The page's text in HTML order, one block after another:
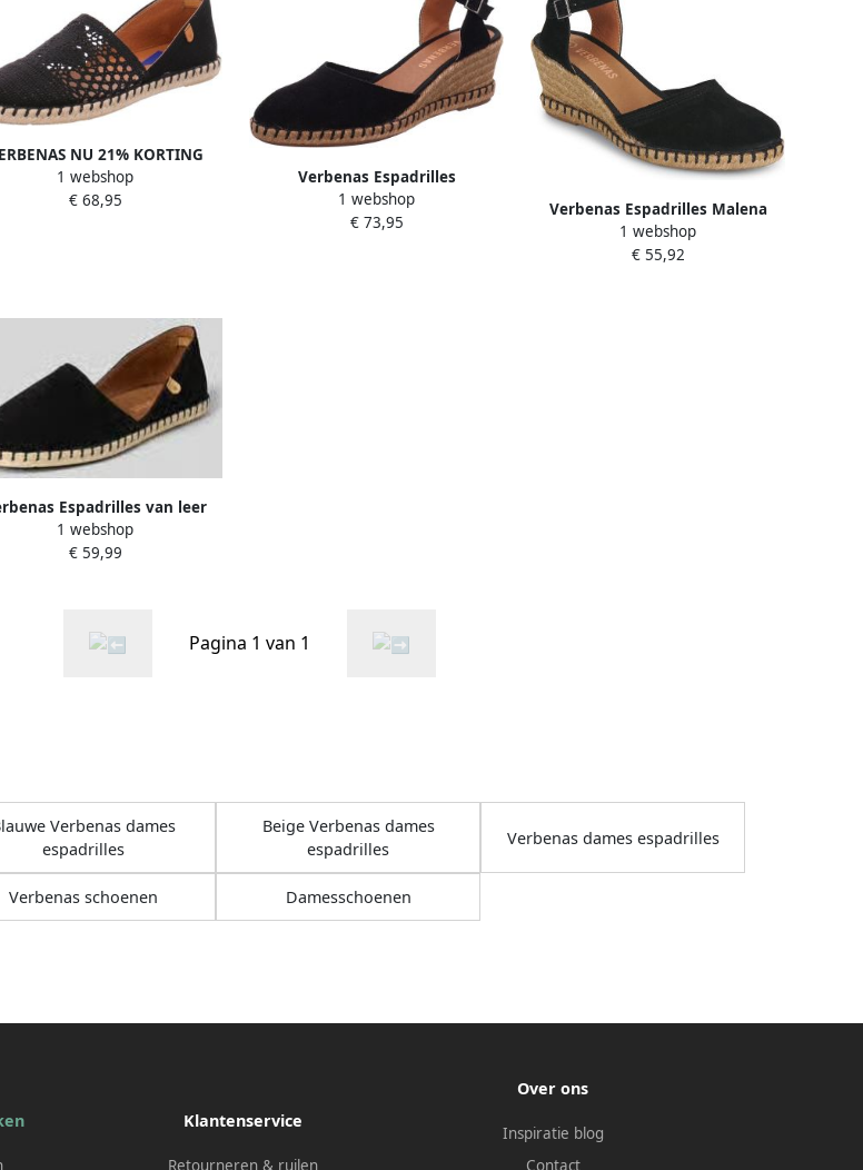
NU 21% KORTING
met luxueus motief
1 webshop
€ 68,95
Verbenas Espadrilles
1 webshop
€ 73,95
Verbenas Espadrilles Malena
1 webshop
€ 55,92
Espadrilles van leer
labelpatch model 'CARMEN'
1 webshop
€ 59,99
Pagina 1 van 1
Verbenas dames
espadrilles
Beige Verbenas dames
espadrilles
Verbenas dames espadrilles
Verbenas schoenen Damesschoenen
Klantenservice
Retourneren & ruilen
Over ons
Inspiratie blog
Contact